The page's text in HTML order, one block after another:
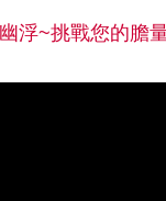
浮~挑戰您的膽